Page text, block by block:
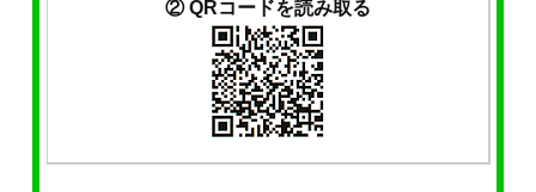
② QRコードを読み取る